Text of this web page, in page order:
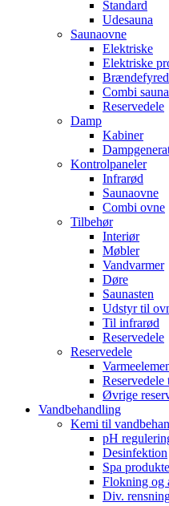
Standard
Udesauna
Saunaovne
Elektriske
Elektriske
Combi
Reservedele
Damp
Kabiner
Kontrolpaneler
Infrarød
Saunaovne
Combi ovne
Tilbehør
Interiør
Møbler
Vandvarmer
Døre
Saunasten
Udstyr til
Til infrarød
Reservedele
Reservedele
Reservedele
Øvrige
Vandbehandling
Kemi til
pH
Desinfektion
Spa
Flokning og
Div.